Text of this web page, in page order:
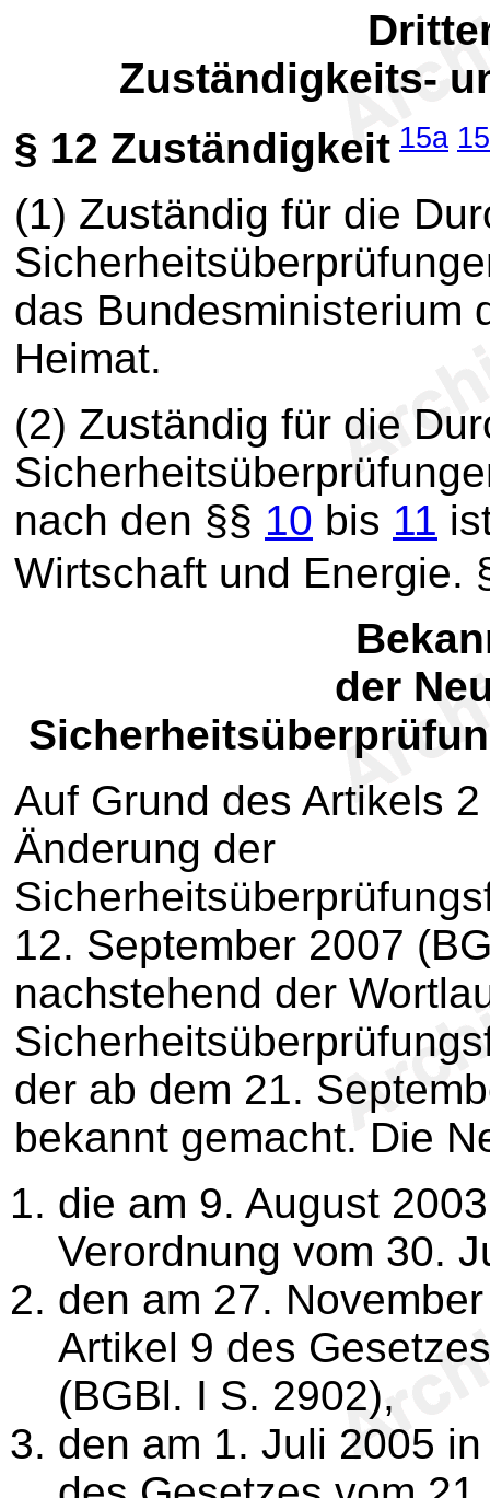
Zuständigkeits-
§ 12 Zuständigkeit 15a
(1) Zuständig für die
das Bundesministerium
Heimat.
(2) Zuständig für die
nach den §§ 10 bis 11
Wirtschaft und Energie.
Bek
der
Auf Grund des Artikels
Änderung der
12. September 2007
nachstehend der
der ab dem 21.
bekannt gemacht. Die
die am 9. August
Verordnung vom 30.
den am 27.
Artikel 9 des
(BGBl. I S. 2902),
den am 1. Juli 2005